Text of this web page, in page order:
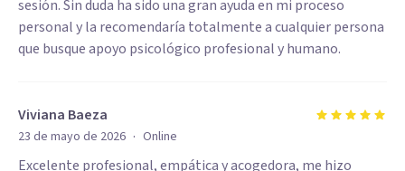
sesión. Sin duda ha sido una gran ayuda en mi proceso
personal y la recomendaría totalmente a cualquier persona
que busque apoyo psicológico profesional y humano.
Viviana Baeza
23 de mayo de 2026 · Online
Excelente profesional, empática y acogedora, me hizo